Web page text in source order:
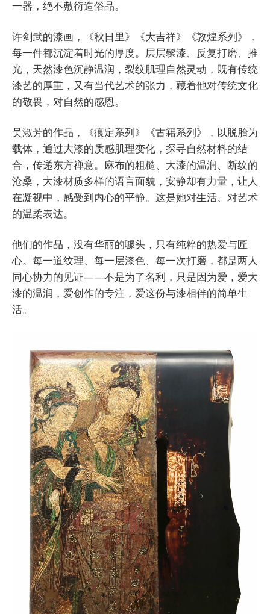
一器，绝不敷衍造俗品。
许剑武的漆画，《秋日里》《大吉祥》《敦煌系列》，
每一件都沉淀着时光的厚度。层层髹漆、反复打磨、推
光，天然漆色沉静温润，裂纹肌理自然灵动，既有传统
漆艺的厚重，又有当代艺术的张力，藏着他对传统文化
的敬畏，对自然的感恩。
吴淑芳的作品，《痕定系列》《古籍系列》，以脱胎为
载体，通过大漆的质感肌理变化，探寻自然材料的结
合，传递东方禅意。麻布的粗糙、大漆的温润、断纹的
沧桑，大漆材质多样的语言面貌，安静却有力量，让人
在凝视中，感受到内心的平静。这是她对生活、对艺术
的温柔表达。
他们的作品，没有华丽的噱头，只有纯粹的热爱与匠
心。每一道纹理、每一层漆色、每一次打磨，都是两人
同心协力的见证——不是为了名利，只是因为爱，爱大
漆的温润，爱创作的专注，爱这份与漆相伴的简单生
活。